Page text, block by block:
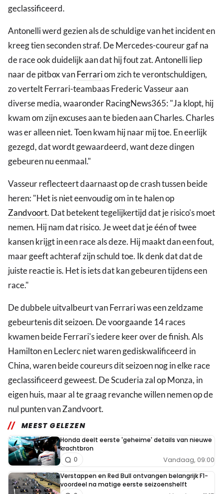
geclassificeerd.
Antonelli werd gezien als de schuldige van het incident en
kreeg tien seconden straf. De Mercedes-coureur gaf na
de race ook duidelijk aan dat hij fout zat. Antonelli liep
naar de pitbox vanFerrariom zich te verontschuldigen,
zo vertelt Ferrari-teambaas Frederic Vasseur aan
diverse media, waaronder RacingNews365: "Ja klopt, hij
kwam om zijn excuses aan te bieden aan Charles. Charles
was er alleen niet. Toen kwam hij naar mij toe. En eerlijk
gezegd, dat wordt gewaardeerd, want deze dingen
gebeuren nu eenmaal."
Vasseur reflecteert daarnaast op de crash tussen beide
heren: "Het is niet eenvoudig om in te halen op
Zandvoort. Dat betekent tegelijkertijd dat je risico's moet
nemen. Hij nam dat risico. Je weet dat je één of twee
kansen krijgt in een race als deze. Hij maakt dan een fout,
maar geeft achteraf zijn schuld toe. Ik denk dat dat de
juiste reactie is. Het is iets dat kan gebeuren tijdens een
race."
De dubbele uitvalbeurt van Ferrari was een zeldzame
gebeurtenis dit seizoen. De voorgaande 14 races
kwamen beide Ferrari's iedere keer over de finish. Als
Hamilton en Leclerc niet waren gediskwalificeerd in
China, waren beide coureurs dit seizoen nog in elke race
geclassificeerd geweest. De Scuderia zal op Monza, in
eigen huis, maar al te graag revanche willen nemen op de
nul punten van Zandvoort.
MEEST GELEZEN
Honda deelt eerste 'geheime' details van nieuwe
krachtbron
Vandaag, 09:00
0
Verstappen en Red Bull ontvangen belangrijk F1-
voordeel na matige eerste seizoenshelft